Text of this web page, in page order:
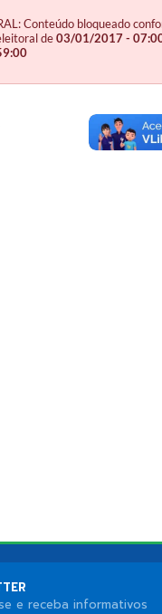
Conteúdo bloqueado
de03/01/2017 -
e receba informativos